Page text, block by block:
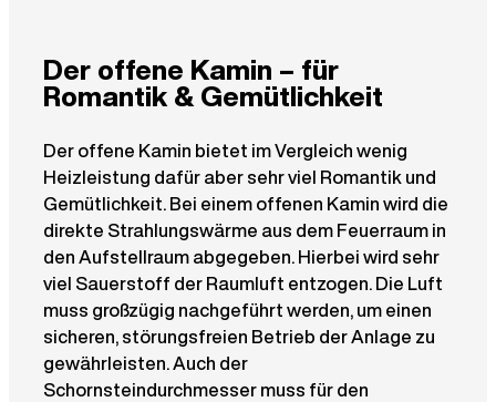
Der offene Kamin – für
Romantik & Gemütlichkeit
Der offene Kamin bietet im Vergleich wenig
Heizleistung dafür aber sehr viel Romantik und
Gemütlichkeit. Bei einem offenen Kamin wird die
direkte Strahlungswärme aus dem Feuerraum in
den Aufstellraum abgegeben. Hierbei wird sehr
viel Sauerstoff der Raumluft entzogen. Die Luft
muss großzügig nachgeführt werden, um einen
sicheren, störungsfreien Betrieb der Anlage zu
gewährleisten. Auch der
Schornsteindurchmesser muss für den